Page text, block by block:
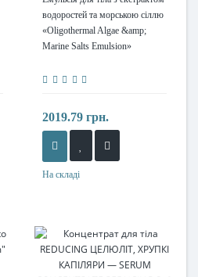
водоростей та морською сіллю
«Oligothermal Algae &amp;
Marine Salts Emulsion»
2019.79 грн.
На складі